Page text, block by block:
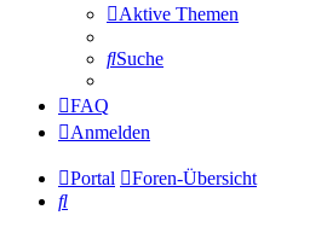
Aktive Themen
Suche
FAQ
Anmelden
Portal
Foren-Übersicht
Suche